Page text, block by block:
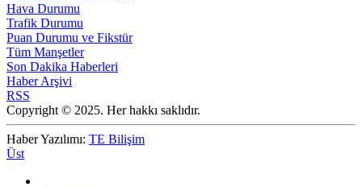
Hava Durumu
Trafik Durumu
Puan Durumu ve Fikstür
Tüm Manşetler
Son Dakika Haberleri
Haber Arşivi
RSS
Copyright © 2025. Her hakkı saklıdır.
Haber Yazılımı: TE Bilişim
Üst